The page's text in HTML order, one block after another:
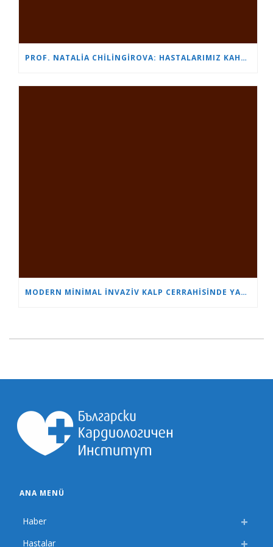
PROF. NATALIA CHILINGIROVA: HASTALARIMIZ KAHRAMAN VE BIZ ONLARA DAHA HIZLI VE DAHA KOLAY BAŞA ÇIKMALARINDA YARDIMCI OLUYORUZ
MODERN MINIMAL INVAZIV KALP CERRAHISINDE YAŞ SADECE BIR SAYIDIR
ANA MENÜ
Haber
Hastalar